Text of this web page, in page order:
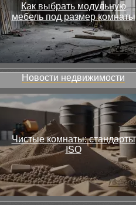
Как выбрать модульную
мебель под размер комнаты
Новости недвижимости
Чистые комнаты: стандарты
ISO